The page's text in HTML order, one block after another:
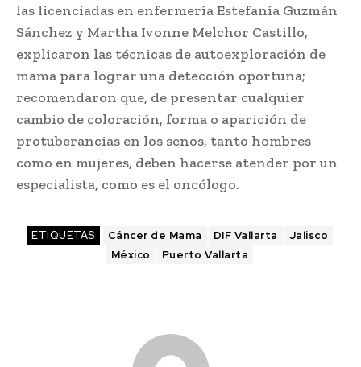
las licenciadas en enfermería Estefanía Guzmán
Sánchez y Martha Ivonne Melchor Castillo,
explicaron las técnicas de autoexploración de
mama para lograr una detección oportuna;
recomendaron que, de presentar cualquier
cambio de coloración, forma o aparición de
protuberancias en los senos, tanto hombres
como en mujeres, deben hacerse atender por un
especialista, como es el oncólogo.
ETIQUETAS Cáncer de Mama DIF Vallarta
Jalisco
México
Puerto Vallarta